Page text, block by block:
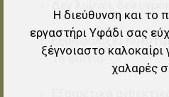
Εξασφαλίζει
τη φωτιά
Η διεύθυνση και το
εργαστήρι Υφάδι σας
ξέγνοιαστο
χαλαρές